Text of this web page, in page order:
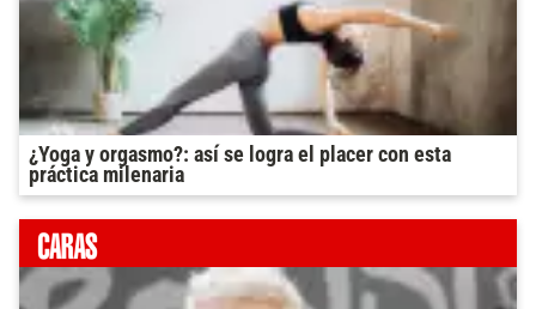
¿Yoga y orgasmo?: así se logra el placer con esta
práctica milenaria